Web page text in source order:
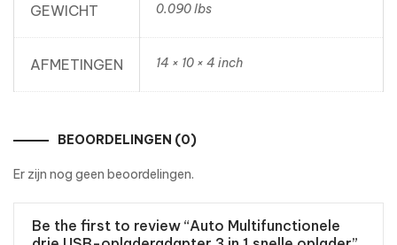
GEWICHT 0.090 lbs
AFMETINGEN 14 × 10 × 4 inch
BEOORDELINGEN (0)
Er zijn nog geen beoordelingen.
Be the first to review “Auto Multifunctionele